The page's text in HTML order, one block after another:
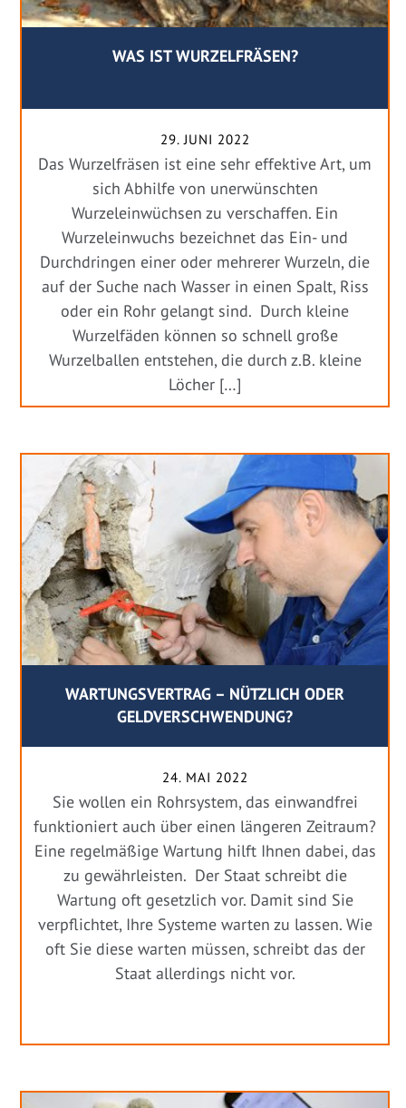
WAS IST WURZELFRÄSEN?
29. JUNI 2022
Das Wurzelfräsen ist eine sehr effektive Art, um
sich Abhilfe von unerwünschten
Wurzeleinwüchsen zu verschaffen. Ein
Wurzeleinwuchs bezeichnet das Ein- und
Durchdringen einer oder mehrerer Wurzeln, die
auf der Suche nach Wasser in einen Spalt, Riss
oder ein Rohr gelangt sind. Durch kleine
Wurzelfäden können so schnell große
Wurzelballen entstehen, die durch z.B. kleine
Löcher […]
WARTUNGSVERTRAG – NÜTZLICH ODER
GELDVERSCHWENDUNG?
24. MAI 2022
Sie wollen ein Rohrsystem, das einwandfrei
funktioniert auch über einen längeren Zeitraum?
Eine regelmäßige Wartung hilft Ihnen dabei, das
zu gewährleisten. Der Staat schreibt die
Wartung oft gesetzlich vor. Damit sind Sie
verpflichtet, Ihre Systeme warten zu lassen. Wie
oft Sie diese warten müssen, schreibt das der
Staat allerdings nicht vor.